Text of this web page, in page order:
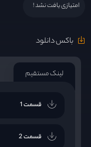
امتیازی یافت نشد !
باکس دانلود
لینک مستقیم
قسمت 1
قسمت 2